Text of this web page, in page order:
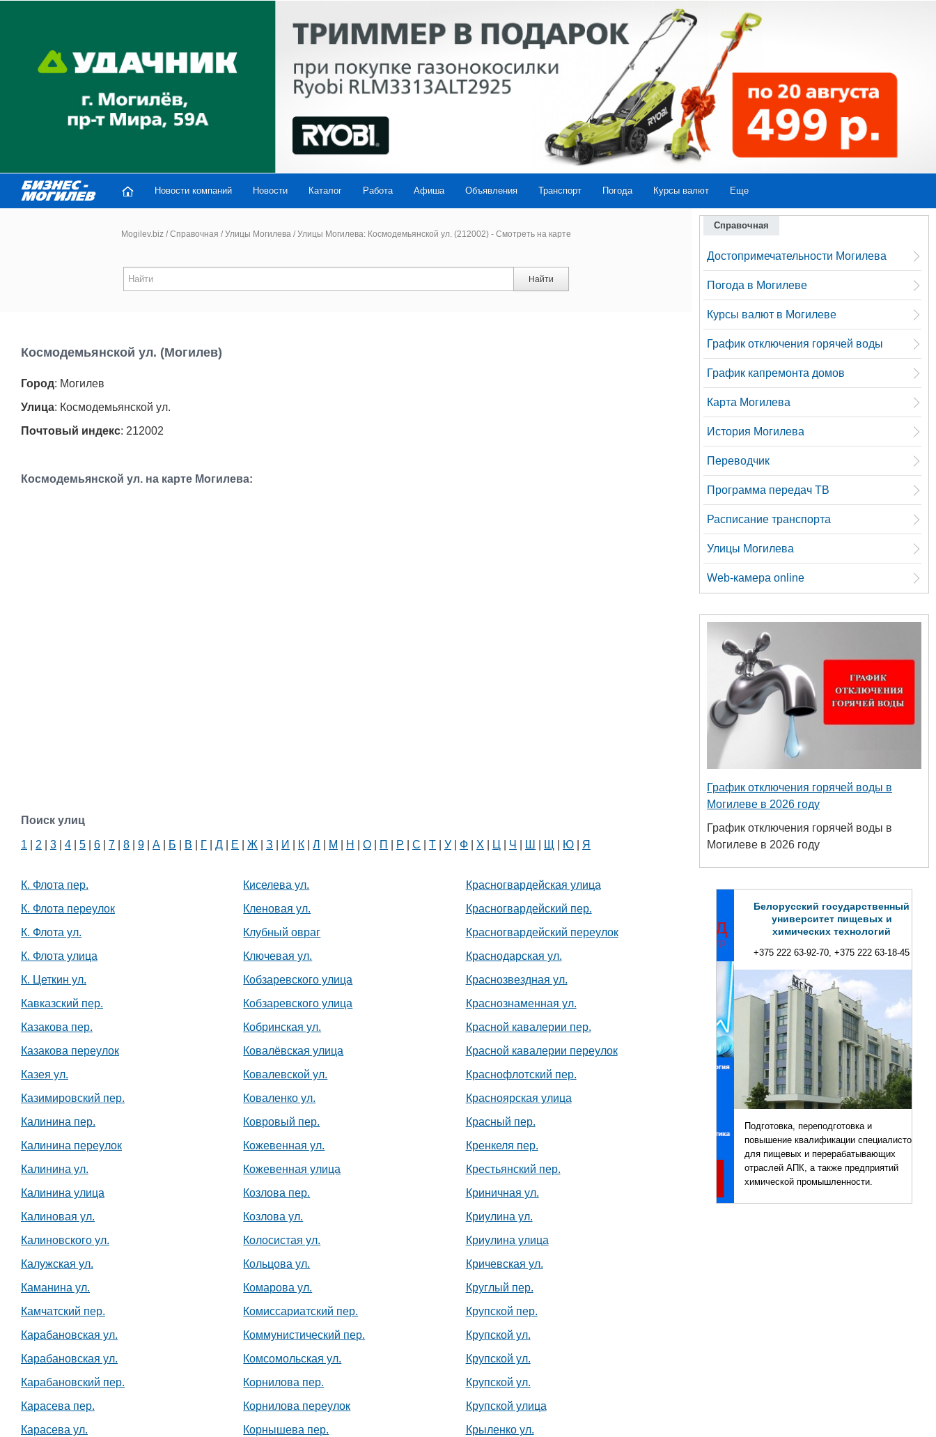
Новости компаний Новости Каталог Работа Афиша Объявления Транспорт Погода Курсы валют Еще
Mogilev.biz / Справочная / Улицы Могилева /Улицы Могилева: Космодемьянской ул. (212002) - Смотреть на карте
Найти
Космодемьянской ул. (Могилев)
Город: Могилев
Улица: Космодемьянской ул.
Почтовый индекс: 212002
Космодемьянской ул. на карте Могилева:
Поиск улиц
1 2 3 4 5 6 7 8 9 А Б В Г Д Е Ж З И К Л М Н О П Р С Т У Ф Х Ц Ч Ш Щ Ю Я
К. Флота пер.
К. Флота переулок
К. Флота ул.
К. Флота улица
К. Цеткин ул.
Кавказский пер.
Казакова пер.
Казакова переулок
Казея ул.
Казимировский пер.
Калинина пер.
Калинина переулок
Калинина ул.
Калинина улица
Калиновая ул.
Калиновского ул.
Калужская ул.
Каманина ул.
Камчатский пер.
Карабановская ул.
Карабановская ул.
Карабановский пер.
Карасева пер.
Карасева ул.
Киселева ул.
Кленовая ул.
Клубный овраг
Ключевая ул.
Кобзаревского улица
Кобзаревского улица
Кобринская ул.
Ковалёвская улица
Ковалевской ул.
Коваленко ул.
Ковровый пер.
Кожевенная ул.
Кожевенная улица
Козлова пер.
Козлова ул.
Колосистая ул.
Кольцова ул.
Комарова ул.
Комиссариатский пер.
Коммунистический пер.
Комсомольская ул.
Корнилова пер.
Корнилова переулок
Корнышева пер.
Красногвардейская улица
Красногвардейский пер.
Красногвардейский переулок
Краснодарская ул.
Краснозвездная ул.
Краснознаменная ул.
Красной кавалерии пер.
Красной кавалерии переулок
Краснофлотский пер.
Красноярская улица
Красный пер.
Кренкеля пер.
Крестьянский пер.
Криничная ул.
Криулина ул.
Криулина улица
Кричевская ул.
Круглый пер.
Крупской пер.
Крупской ул.
Крупской ул.
Крупской ул.
Крупской улица
Крыленко ул.
Справочная
Достопримечательности Могилева
Погода в Могилеве
Курсы валют в Могилеве
График отключения горячей воды
График капремонта домов
Карта Могилева
История Могилева
Переводчик
Программа передач ТВ
Расписание транспорта
Улицы Могилева
Web-камера online
График отключения горячей воды в
Могилеве в 2026 году
График отключения горячей воды в
Могилеве в 2026 году
Белорусский государственный
университет пищевых и
химических технологий
+375 222 63-92-70, +375 222 63-18-45
Подготовка, переподготовка и
повышение квалификации специалистов
для пищевых и перерабатывающих
отраслей АПК, а также предприятий
химической промышленности.